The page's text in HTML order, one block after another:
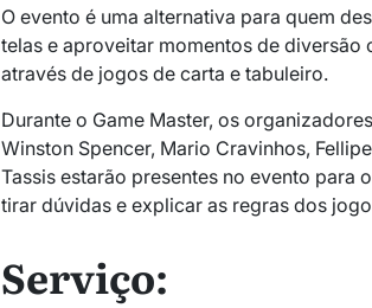
O evento é uma alternativa para quem
telas e aproveitar momentos de diversão
através de jogos de carta e tabuleiro.
Durante o Game Master, os
Winston Spencer, Mario Cravinhos,
Tassis estarão presentes no evento para
tirar dúvidas e explicar as regras dos
Serviço: